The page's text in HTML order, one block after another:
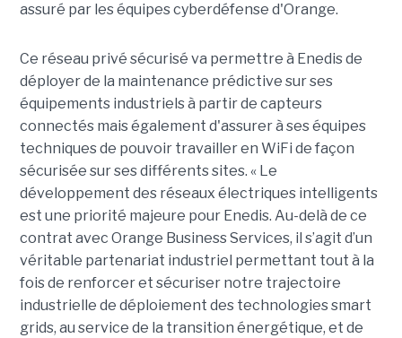
assuré par les équipes cyberdéfense d'Orange.
Ce réseau privé sécurisé va permettre à Enedis de
déployer de la maintenance prédictive sur ses
équipements industriels à partir de capteurs
connectés mais également d'assurer à ses équipes
techniques de pouvoir travailler en WiFi de façon
sécurisée sur ses différents sites. « Le
développement des réseaux électriques intelligents
est une priorité majeure pour Enedis. Au-delà de ce
contrat avec Orange Business Services, il s’agit d’un
véritable partenariat industriel permettant tout à la
fois de renforcer et sécuriser notre trajectoire
industrielle de déploiement des technologies smart
grids, au service de la transition énergétique, et de